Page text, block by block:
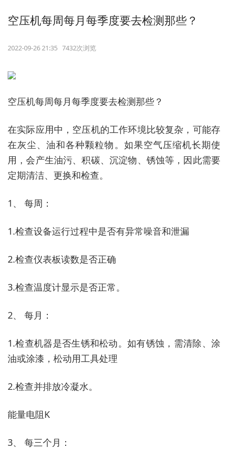
空压机每周每月每季度要去检测那些？
2022-09-26 21:35 7432次浏览
空压机每周每月每季度要去检测那些？
在实际应用中，空压机的工作环境比较复杂，可能存
在灰尘、油和各种颗粒物。如果空气压缩机长期使
用，会产生油污、积碳、沉淀物、锈蚀等，因此需要
定期清洁、更换和检查。
1、 每周：
1.检查设备运行过程中是否有异常噪音和泄漏
2.检查仪表板读数是否正确
3.检查温度计显示是否正常。
2、 每月：
1.检查机器是否生锈和松动。如有锈蚀，需清除、涂
油或涂漆，松动用工具处理
2.检查并排放冷凝水。
能量电阻K
3、 每三个月：